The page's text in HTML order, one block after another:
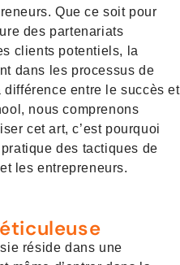
Que ce soit pour
des partenariats
clients potentiels, la
dans les processus de
entre le succès et
nous comprenons
cet art, c’est pourquoi
des tactiques de
les entrepreneurs.
réside dans une